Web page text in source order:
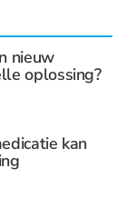
nieuw
oplossing?
kan